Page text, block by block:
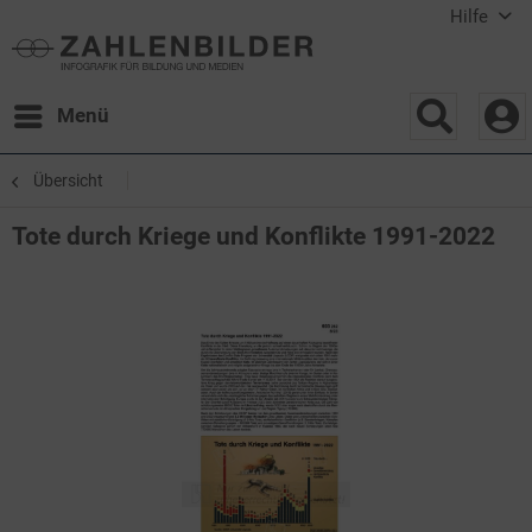
Hilfe
Menü
Übersicht
Tote durch Kriege und Konflikte 1991-2022